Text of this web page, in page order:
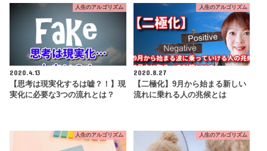
人生のアルゴリズム
2020.4.13
【思考は現実化するは嘘？！】現
実化に必要な3つの流れとは？
人生のアルゴリズム
2020.8.27
【二極化】9月から始まる新しい
流れに乗れる人の兆候とは
人生のアルゴリズム 人生のアルゴリズム